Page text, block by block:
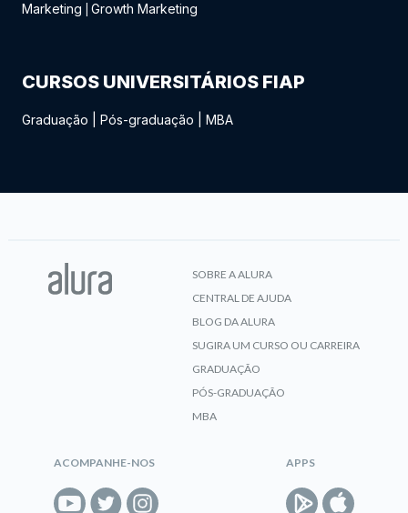
Marketing
Growth Marketing
CURSOS UNIVERSITÁRIOS FIAP
Graduação Pós-graduação MBA
SOBRE A ALURA
CENTRAL DE AJUDA
BLOG DA ALURA
SUGIRA UM CURSO OU CARREIRA
GRADUAÇÃO
PÓS-GRADUAÇÃO
MBA
ACOMPANHE-NOS APPS